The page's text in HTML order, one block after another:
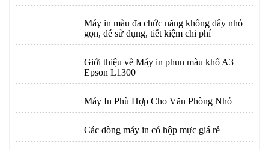
Máy in màu đa chức năng không dây nhỏ
gọn, dễ sử dụng, tiết kiệm chi phí
Giới thiệu về Máy in phun màu khổ A3
Epson L1300
Máy In Phù Hợp Cho Văn Phòng Nhỏ
Các dòng máy in có hộp mực giá rẻ